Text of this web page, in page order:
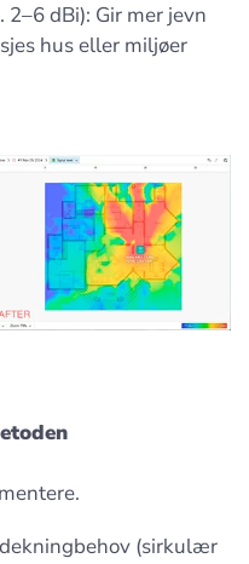
dBi): Gir mer jevn
hus eller miljøer
(sirkulær